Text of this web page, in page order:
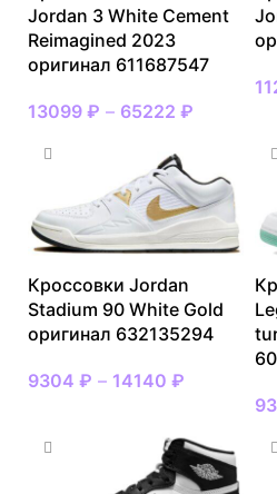
Jordan 3 White Cement
Reimagined 2023
оригинал 611687547
13099 ₽ – 65222 ₽
Кроссовки Jordan
Stadium 90 White Gold
оригинал 632135294
9304 ₽ – 14140 ₽